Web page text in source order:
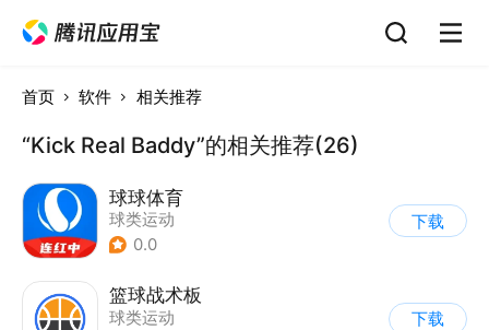
首页 软件 相关推荐
“Kick Real Baddy”的相关推荐(26)
球球体育
球类运动
0.0
下载
篮球战术板
球类运动
下载